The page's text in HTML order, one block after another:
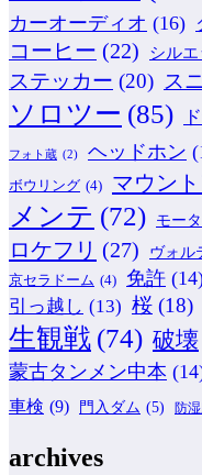
カーオーディオ (16)
コーヒー (22) シルエ
ステッカー (20) ス
ソロツー (85)
フォト蔵 (2) ヘッドホン
ボウリング (4) マウン
メンテ (72) モー
ロケフリ (27) ヴォル
京セラドーム (4) 免許
引っ越し (13) 桜 (18)
生観戦 (74) 破壊
蒙古タンメン中本
車検 (9) 門入ダム (5) 防
archives